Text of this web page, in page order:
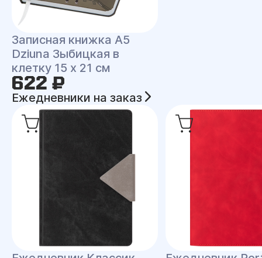
Записная книжка A5
Dziuna Зыбицкая в
клетку 15 x 21 см
622 ₽
Ежедневники на заказ